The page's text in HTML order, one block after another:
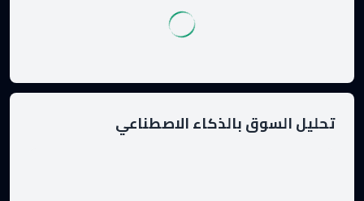
تحليل السوق بالذكاء الاصطناعي